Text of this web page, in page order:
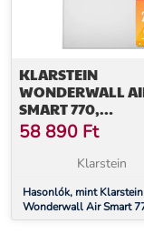
KLARSTEIN
WONDERWALL
SMART 770,
INFRAVÖRÖS
HŐSUGÁRZÓ, 60 X
CM, 770 W,
58 890 Ft
Klarstein
Hasonlók, mint Klarstein
Wonderwall Air Smart
infravörös hősugárzó,